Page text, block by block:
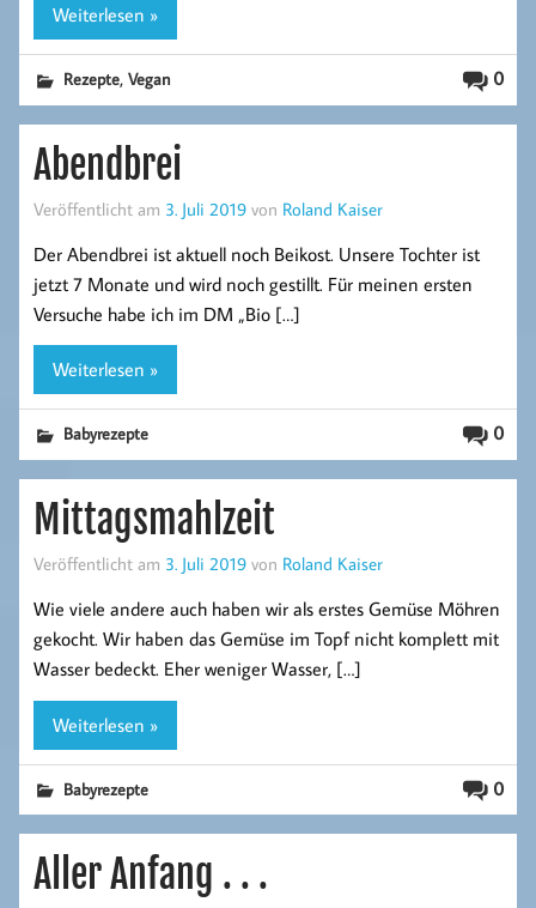
Weiterlesen »
0
Rezepte,Vegan
Abendbrei
Veröffentlicht am 3. Juli 2019 von Roland Kaiser
Der Abendbrei ist aktuell noch Beikost. Unsere Tochter ist
jetzt 7 Monate und wird noch gestillt. Für meinen ersten
Versuche habe ich im DM „Bio […]
Weiterlesen »
0
Babyrezepte
Mittagsmahlzeit
Veröffentlicht am 3. Juli 2019 von Roland Kaiser
Wie viele andere auch haben wir als erstes Gemüse Möhren
gekocht. Wir haben das Gemüse im Topf nicht komplett mit
Wasser bedeckt. Eher weniger Wasser, […]
Weiterlesen »
0
Babyrezepte
Aller Anfang . . .